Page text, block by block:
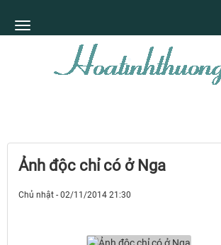
Ảnh độc chỉ có ở Nga
Chủ nhật - 02/11/2014 21:30